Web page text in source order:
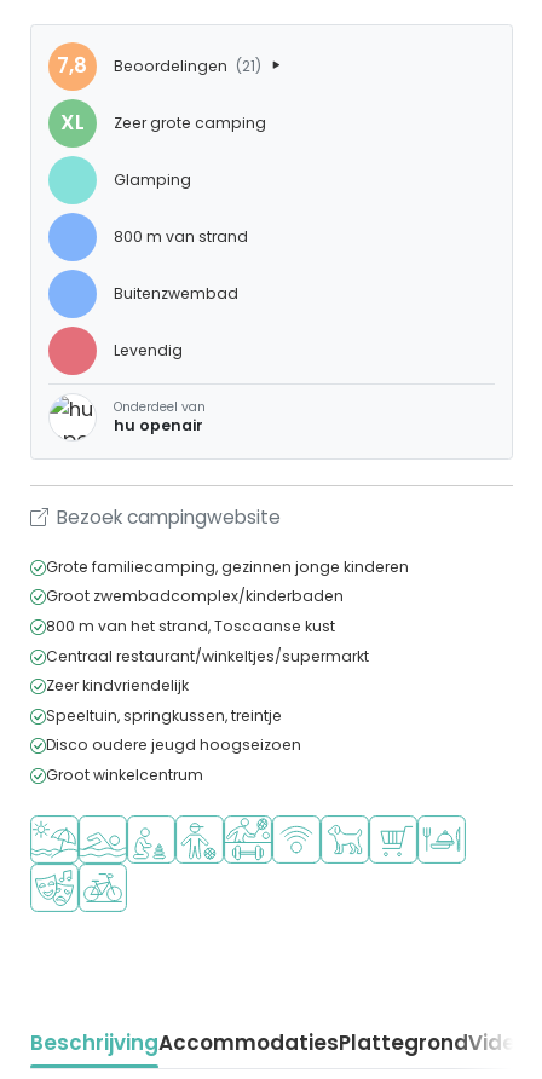
7,8 Beoordelingen (21)
XL Zeer grote camping
Glamping
800 m van strand
Buitenzwembad
Levendig
Onderdeel van
hu openair
Bezoek campingwebsite
Grote familiecamping, gezinnen jonge kinderen
Groot zwembadcomplex/kinderbaden
800 m van het strand, Toscaanse kust
Centraal restaurant/winkeltjes/supermarkt
Zeer kindvriendelijk
Speeltuin, springkussen, treintje
Disco oudere jeugd hoogseizoen
Groot winkelcentrum
Ligt bij strand en zee
Openlucht zwembad
Aanbevolen voor jonge kinderen
Aanbevolen voor tieners
Veel mogelijkheden om te sporten
WiFi beschikbaar
Huisdieren toegestaan
Campingwinkel/
Restaurant of
Animatieprogramma
Fietsverhuur
BeschrijvingAccommodatiesPlattegrondVideo